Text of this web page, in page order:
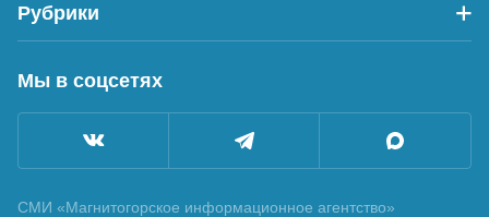
Рубрики
Мы в соцсетях
СМИ «Магнитогорское информационное агентство»